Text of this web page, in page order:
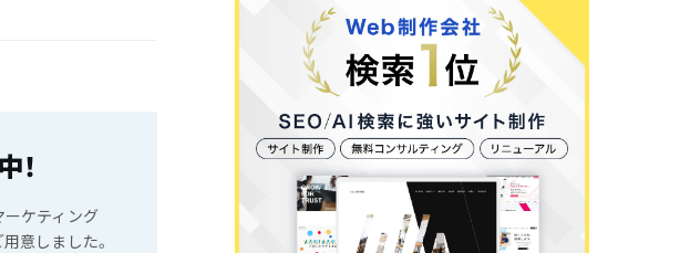
！
ーケティング
意しました。